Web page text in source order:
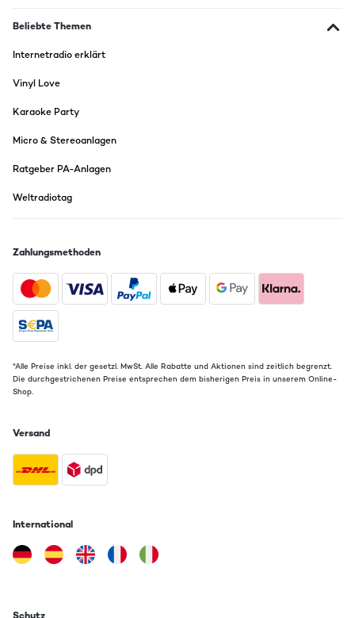
Beliebte Themen
Internetradio erklärt
Vinyl Love
Karaoke Party
Micro & Stereoanlagen
Ratgeber PA-Anlagen
Weltradiotag
Zahlungsmethoden
*Alle Preise inkl. der gesetzl. MwSt. Alle Rabatte und Aktionen sind zeitlich begrenzt.
Die durchgestrichenen Preise entsprechen dem bisherigen Preis in unserem Online-
Shop.
Versand
International